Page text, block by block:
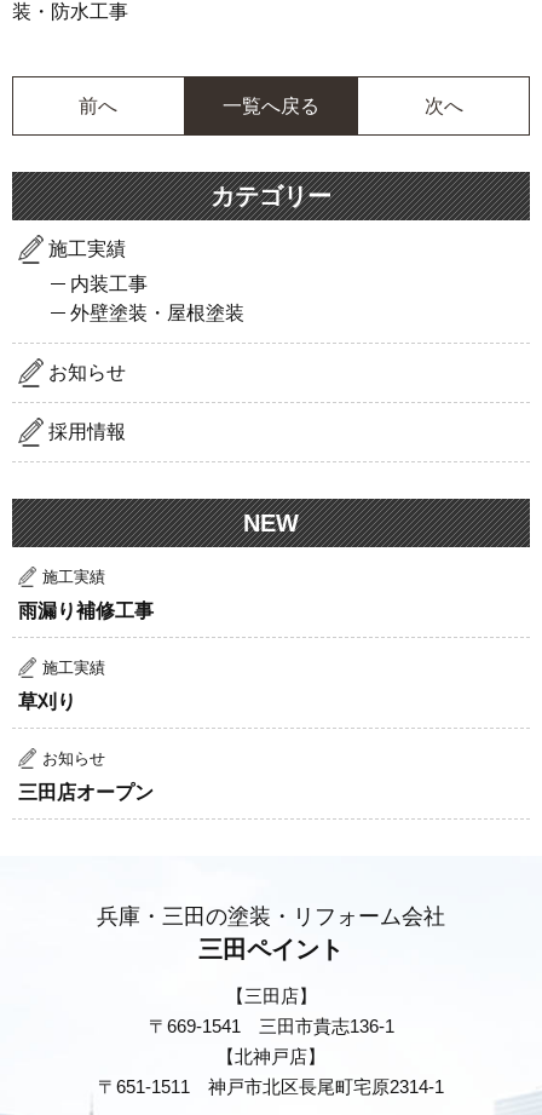
装・防水工事
前へ 一覧へ戻る 次へ
カテゴリー
施工実績
内装工事
外壁塗装・屋根塗装
お知らせ
採用情報
NEW
施工実績
雨漏り補修工事
施工実績
草刈り
お知らせ
三田店オープン
兵庫・三田の塗装・リフォーム会社
三田ペイント
【三田店】
〒669-1541 三田市貴志136-1
【北神戸店】
〒651-1511 神戸市北区長尾町宅原2314-1